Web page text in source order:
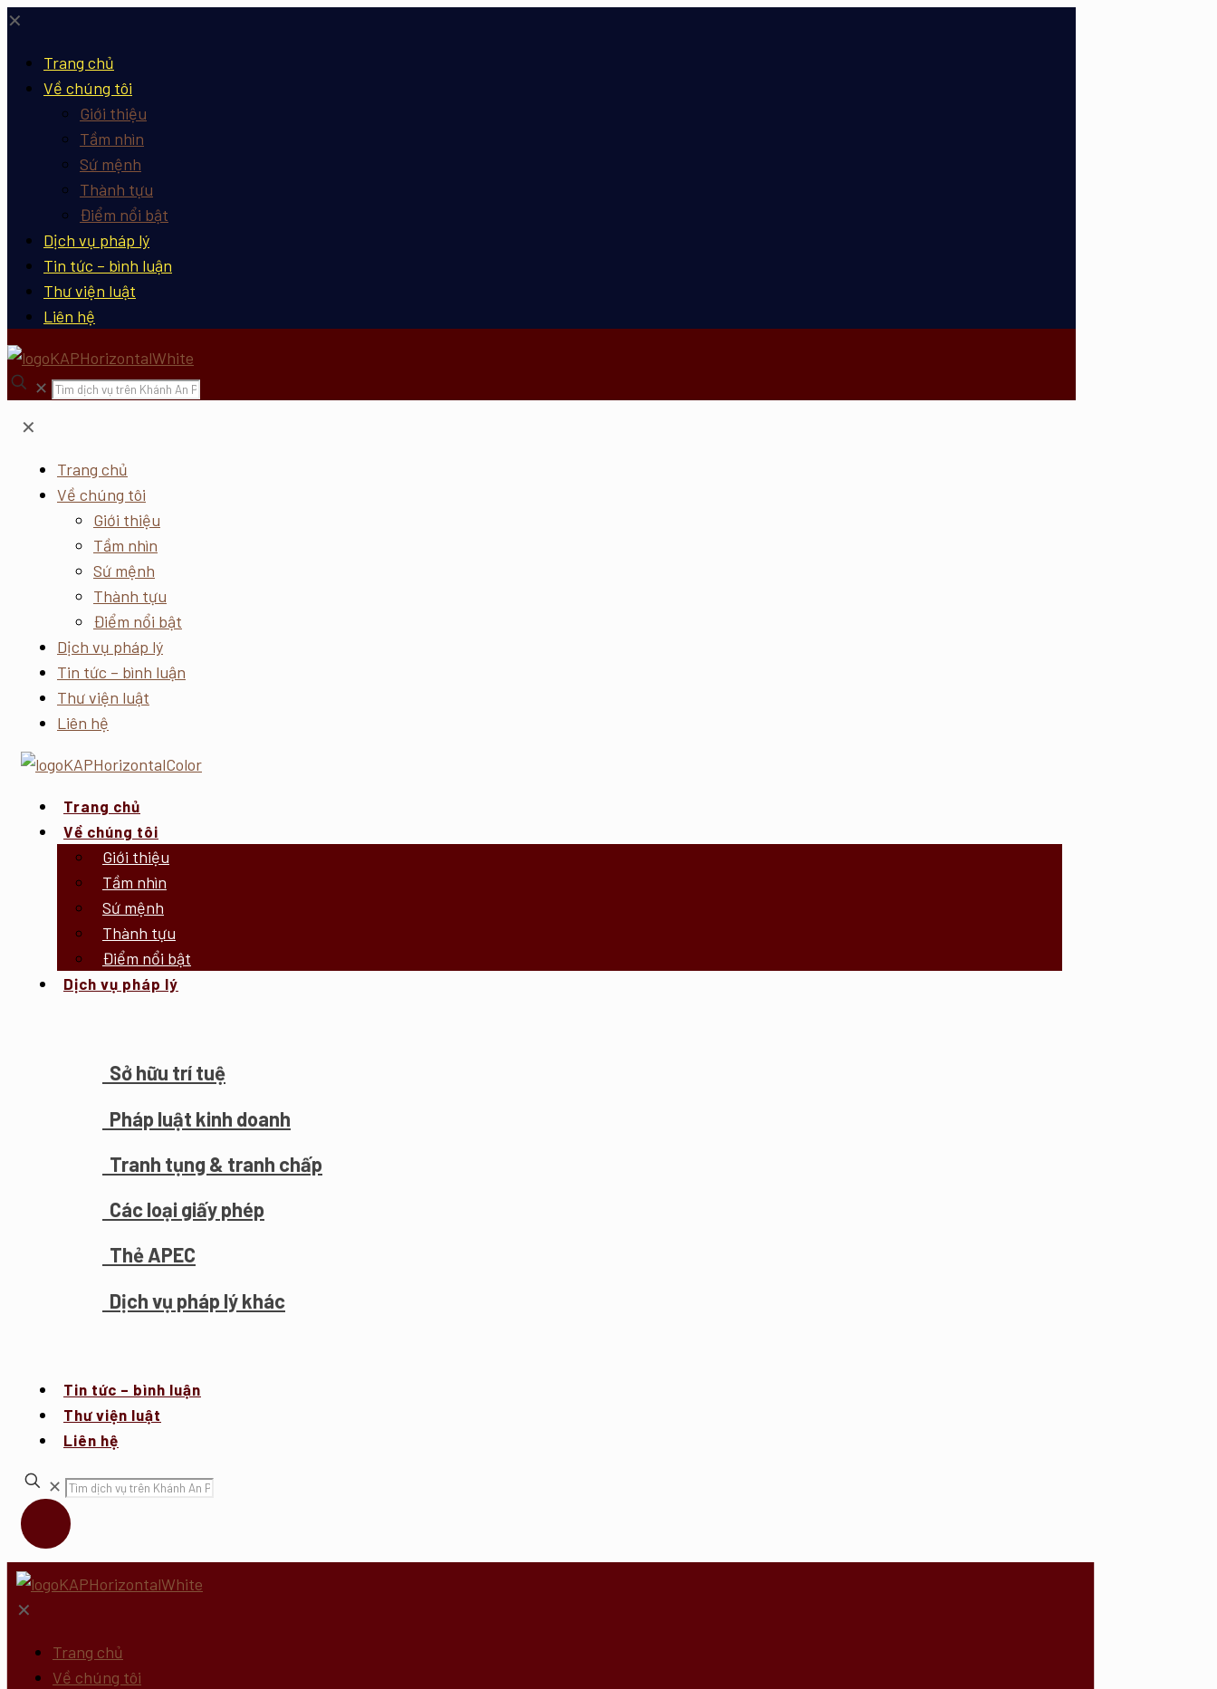
✕
Trang chủ
Về chúng tôi
Giới thiệu
Tầm nhìn
Sứ mệnh
Thành tựu
Điểm nổi bật
Dịch vụ pháp lý
Tin tức – bình luận
Thư viện luật
Liên hệ
✕
✕
Trang chủ
Về chúng tôi
Giới thiệu
Tầm nhìn
Sứ mệnh
Thành tựu
Điểm nổi bật
Dịch vụ pháp lý
Tin tức – bình luận
Thư viện luật
Liên hệ
Trang chủ
Về chúng tôi
Giới thiệu
Tầm nhìn
Sứ mệnh
Thành tựu
Điểm nổi bật
Dịch vụ pháp lý
Sở hữu trí tuệ
Pháp luật kinh doanh
Tranh tụng & tranh chấp
Các loại giấy phép
Thẻ APEC
Dịch vụ pháp lý khác
Tin tức – bình luận
Thư viện luật
Liên hệ
✕
✕
Trang chủ
Về chúng tôi